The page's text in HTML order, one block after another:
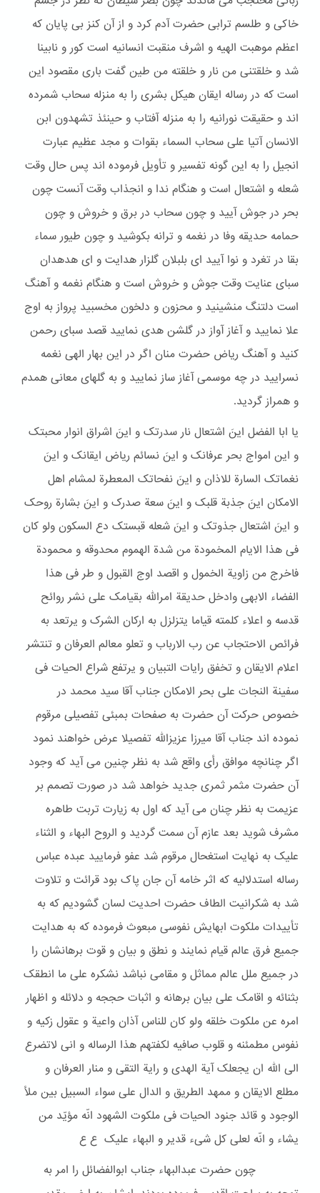
خاکی و طلسم ترابی حضرت آدم کرد و از آن کنز بی پایان که
اعظم موهبت الهیه و اشرف منقبت انسانیه است کور و نابینا
شد و خلقتنی من نار و خلقته من طین گفت باری مقصود این
است که در رساله ایقان هیکل بشری را به منزله سحاب شمرده
اند و حقیقت نورانیه را به منزله آفتاب و حینئذ تشهدون ابن
الانسان آتیا علی سحاب السماء بقوات و مجد عظیم عبارت
انجیل را به این گونه تفسیر و تأویل فرموده اند پس حال وقت
شعله و اشتعال است و هنگام ندا و انجذاب وقت آنست چون
بحر در جوش آیید و چون سحاب در برق و خروش و چون
حمامه حدیقه وفا در نغمه و ترانه بکوشید و چون طیور سماء
بقا در تغرد و نوا آیید ای بلبلان گلزار هدایت و ای هدهدان
سبای عنایت وقت جوش و خروش است و هنگام نغمه و آهنگ
است دلتنگ منشینید و محزون و دلخون مخسبید پرواز به اوج
علا نمایید و آغاز آواز در گلشن هدی نمایید قصد سبای رحمن
کنید و آهنگ ریاض حضرت منان اگر در این بهار الهی نغمه
نسرایید در چه موسمی آغاز ساز نمایید و به گلهای معانی همدم
و همراز گردید.
یا ابا الفضل اینَ اشتعال نار سدرتک و اینَ اشراق انوار محبتک
و این امواج بحر عرفانک و اینَ نسائم ریاض ایقانک و اینَ
نغماتک السارة للاذان و اینَ نفحاتک المعطرة لمشام اهل
الامکان اینَ جذبة قلبک و اینَ سعة صدرک و اینَ بشارة روحک
و اینَ اشتعال جذوتک و اینَ شعله قبستک دع السکون ولو کان
فی هذا الایام المخمودة من شدة الهموم محدوقه و محمودة
فاخرج من زاویة الخمول و اقصد اوج القبول و طر فی هذا
الفضاء الابهی وادخل حدیقة امرالله بقیامک علی نشر روائح
قدسه و اعلاء کلمته قیاما یتزلزل به ارکان الشرک و یرتعد به
فرائص الاحتجاب عن رب الارباب و تعلو معالم العرفان و تنتشر
اعلام الایقان و تخفق رایات التبیان و یرتفع شراع الحیات فی
سفینة النجات علی بحر الامکان جناب آقا سید محمد در
خصوص حرکت آن حضرت به صفحات بمبئی تفصیلی مرقوم
نموده اند جناب آقا میرزا عزیزالله تفصیلا عرض خواهند نمود
اگر چنانچه موافق رأی واقع شد به نظر چنین می آید که وجود
آن حضرت مثمر ثمری جدید خواهد شد در صورت تصمم بر
عزیمت به نظر چنان می آید که اول به زیارت تربت طاهره
مشرف شوید بعد عازم آن سمت گردید و الروح البهاء و الثناء
علیک به نهایت استغحال مرقوم شد عفو فرمایید عبده عباس
رساله استدلالیه که اثر خامه آن جان پاک بود قرائت و تلاوت
شد به شکرانیت الطاف حضرت احدیت لسان گشودیم که به
تأییدات ملکوت ابهایش نفوسی مبعوث فرموده که به هدایت
جمیع فرق عالم قیام نمایند و نطق و بیان و قوت برهانشان را
در جمیع ملل عالم مماثل و مقامی نباشد نشکره علی ما انطقک
بثنائه و اقامک علی بیان برهانه و اثبات حججه و دلائله و اظهار
امره عن ملکوت خلقه ولو کان للناس آذان واعیة و عقول زکیه و
نفوس مطمئنه و قلوب صافیه لکفتهم هذا الرساله و انی لاتضرع
الی الله ان یجعلک آیة الهدی و رایة التقی و منار العرفان و
مطلع الایقان و ممهد الطریق و الدال علی سواء السبیل بین ملأ
الوجود و قائد جنود الحیات فی ملکوت الشهود انّه مؤیّد من
یشاء و انّه لعلی کل شیء قدیر و البهاء علیک ع ع
چون حضرت عبدالبهاء جناب ابوالفضائل را امر به